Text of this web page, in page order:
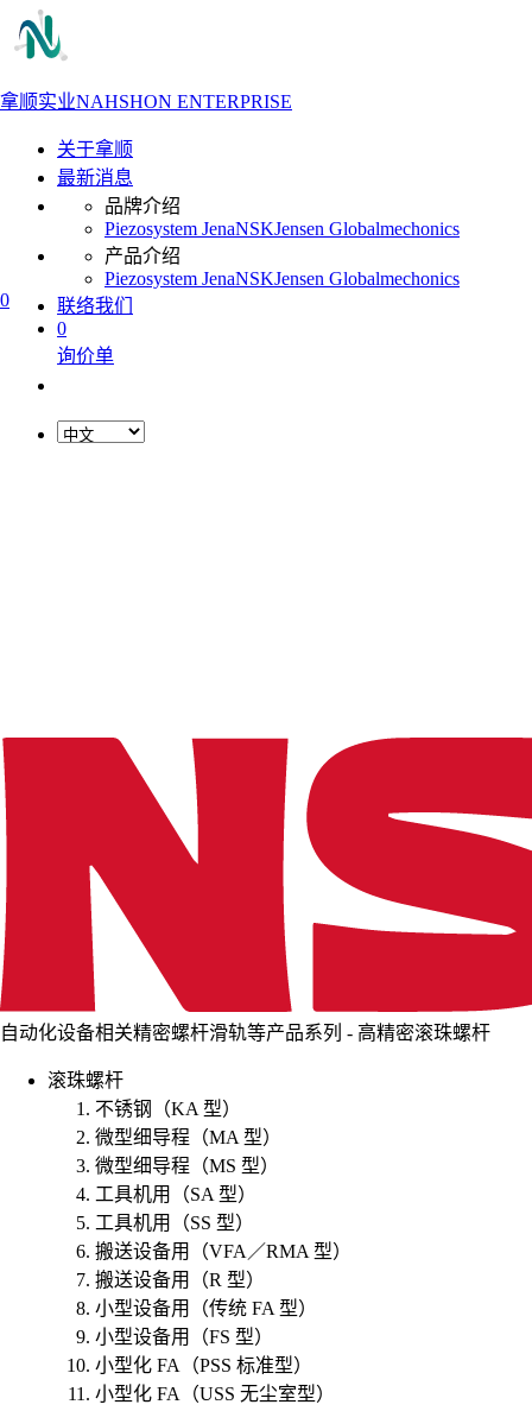
拿顺实业NAHSHON ENTERPRISE
0
关于拿顺
最新消息
品牌介绍
Piezosystem JenaNSKJensen Globalmechonics
产品介绍
Piezosystem JenaNSKJensen Globalmechonics
联络我们
0
询价单
自动化设备相关精密螺杆滑轨等产品系列 - 高精密滚珠螺杆
滚珠螺杆
不锈钢（KA 型）
微型细导程（MA 型）
微型细导程（MS 型）
工具机用（SA 型）
工具机用（SS 型）
搬送设备用（VFA／RMA 型）
搬送设备用（R 型）
小型设备用（传统 FA 型）
小型设备用（FS 型）
小型化 FA（PSS 标准型）
小型化 FA（USS 无尘室型）